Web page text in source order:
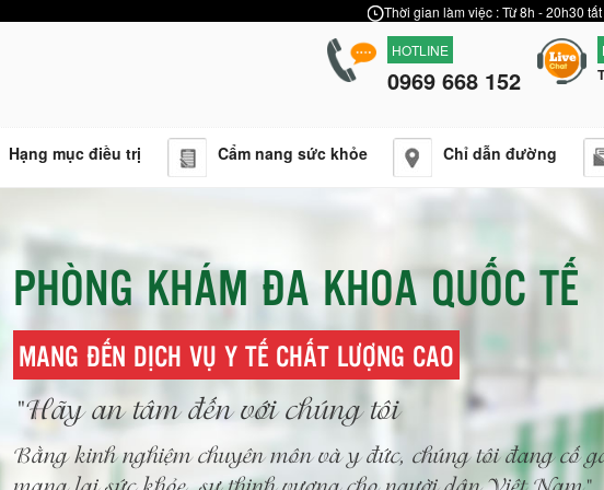
Thời gian làm việc : Từ 8h - 20h30
HOTLINE
0969 668 152
Hạng mục điều trị Cẩm nang sức khỏe Chỉ dẫn đường
PHÒNG KHÁM ĐA KHOA QUỐC TẾ
MANG ĐẾN DỊCH VỤ Y TẾ CHẤT LƯỢNG CAO
"Hãy an tâm đến với chúng tôi
Bằng kinh nghiệm chuyên môn và y đức, chúng tôi đang cố
mang lại sức khỏe, sự thịnh vượng cho người dân Việt Nam"